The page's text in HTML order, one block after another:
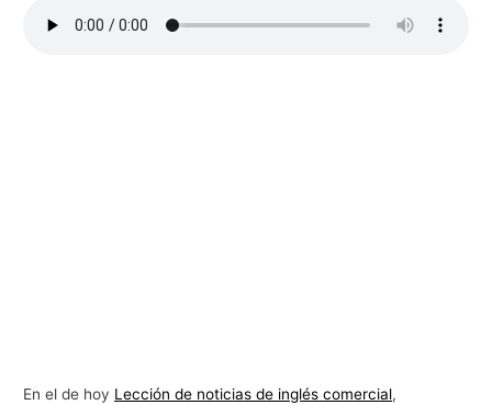
En el de hoy Lección de noticias de inglés comercial,